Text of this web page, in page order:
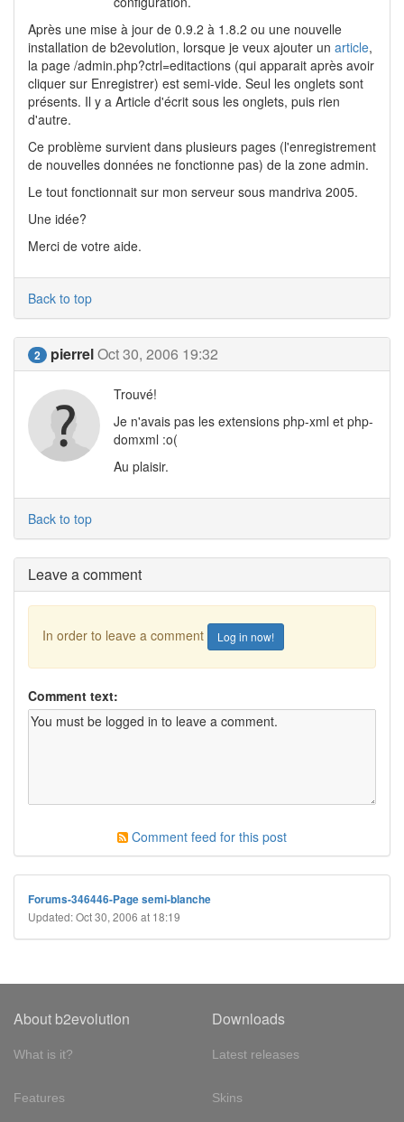
Après une mise à jour de 0.9.2 à 1.8.2 ou une nouvelle
installation de b2evolution, lorsque je veux ajouter un article,
la page /admin.php?ctrl=editactions (qui apparait après avoir
cliquer sur Enregistrer) est semi-vide. Seul les onglets sont
présents. Il y a Article d'écrit sous les onglets, puis rien
d'autre.
Ce problème survient dans plusieurs pages (l'enregistrement
de nouvelles données ne fonctionne pas) de la zone admin.
Le tout fonctionnait sur mon serveur sous mandriva 2005.
Une idée?
Merci de votre aide.
Back to top
2 pierrelOct 30, 2006 19:32
Trouvé!
Je n'avais pas les extensions php-xml et php-
domxml :o(
Au plaisir.
Back to top
Leave a comment
In order to leave a comment Log in now!
Comment text:
Comment feed for this post
Forums-346446-Page semi-blanche
Updated: Oct 30, 2006 at 18:19
About b2evolution
What is it?
Features
Downloads
Latest releases
Skins